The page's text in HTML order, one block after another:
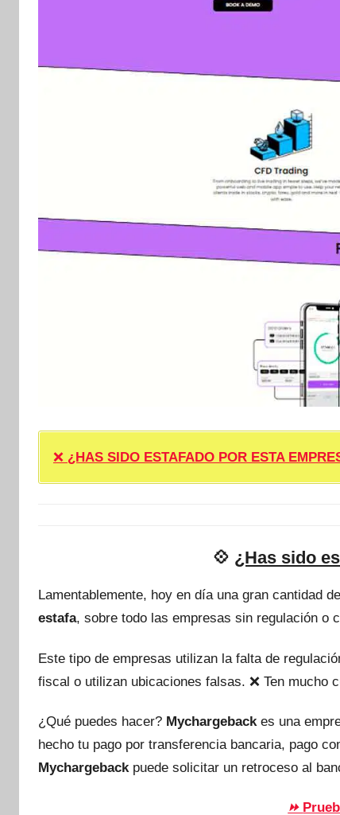
❌ ¿HAS SIDO ESTAFADO POR ESTA
💠 ¿Has sido
Lamentablemente, hoy en día una gran cantidad
estafa, sobre todo las empresas sin regulación o
Este tipo de empresas utilizan la falta de
fiscal o utilizan ubicaciones falsas. ❌ Ten mucho
¿Qué puedes hacer? Mychargebackes una
hecho tu pago por transferencia bancaria, pago
Mychargebackpuede solicitar un retroceso al
⏩